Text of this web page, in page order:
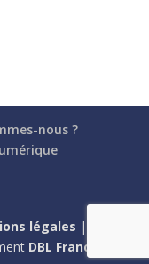
nous ?
légales |
DBL France